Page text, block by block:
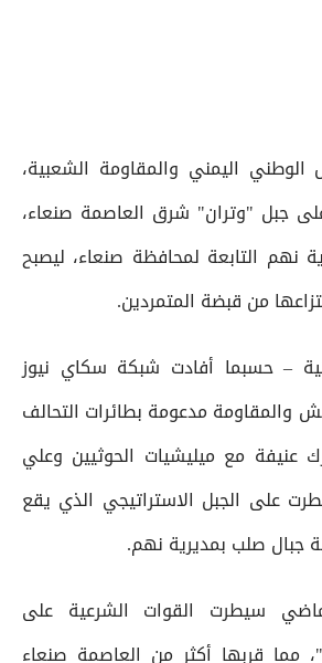
اليمني والمقاومة الشعبية،
جبل "وتران" شرق العاصمة صنعاء،
نهم التابعة لمحافظة صنعاء، ليصبح
من قبضة المتمردين.
– حسبما أفادت شبكة سكاي نيوز
والمقاومة مدعومة بطائرات التحالف
عنيفة مع ميليشيات الحوثيين وعلي
على الجبل الاستراتيجي الذي يقع
جبال صلب بمديرية نهم.
سيطرت القوات الشرعية على
مما قربها أكثر من العاصمة صنعاء